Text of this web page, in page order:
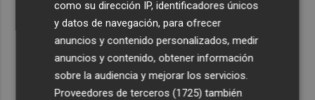
como su dirección IP, identificadores únicos
y datos de navegación, para ofrecer
anuncios y contenido personalizados, medir
anuncios y contenido, obtener información
sobre la audiencia y mejorar los servicios.
Proveedores de terceros (1725) también